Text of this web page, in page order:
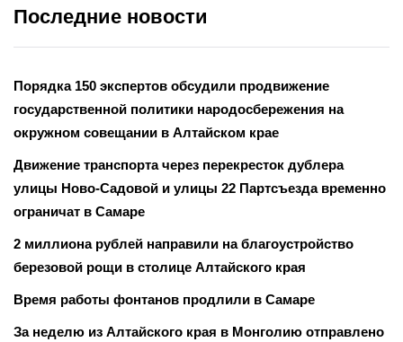
Последние новости
Порядка 150 экспертов обсудили продвижение
государственной политики народосбережения на
окружном совещании в Алтайском крае
Движение транспорта через перекресток дублера
улицы Ново-Садовой и улицы 22 Партсъезда временно
ограничат в Самаре
2 миллиона рублей направили на благоустройство
березовой рощи в столице Алтайского края
Время работы фонтанов продлили в Самаре
За неделю из Алтайского края в Монголию отправлено